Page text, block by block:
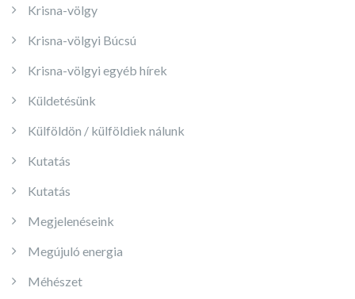
Krisna-völgy
Krisna-völgyi Búcsú
Krisna-völgyi egyéb hírek
Küldetésünk
Külföldön / külföldiek nálunk
Kutatás
Kutatás
Megjelenéseink
Megújuló energia
Méhészet